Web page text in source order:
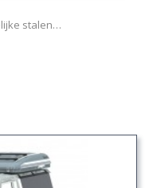
stalen…